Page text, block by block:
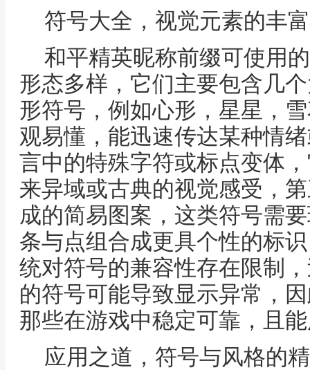
符号大全，视觉元素的丰
和平精英昵称前缀可使用
形态多样，它们主要包含几
形符号，例如心形，星星，
观易懂，能迅速传达某种情
言中的特殊字符或标点变体
来异域或古典的视觉感受，
成的简易图案，这类符号需
条与点组合成更具个性的标
统对符号的兼容性存在限制
的符号可能导致显示异常，
那些在游戏中稳定可靠，且
应用之道，符号与风格的